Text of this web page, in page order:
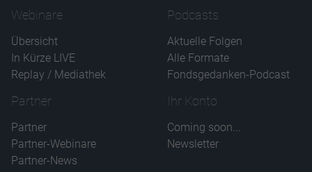
Webinare
Übersicht
In Kürze LIVE
Replay / Mediathek
Podcasts
Aktuelle Folgen
Alle Formate
Fondsgedanken-Podcast
Partner
Partner
Partner-Webinare
Partner-News
Ihr Konto
Coming soon...
Newsletter